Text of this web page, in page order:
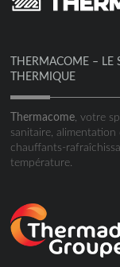
THERMACOME – LE
THERMIQUE
Thermacome, votre
sanitaire,
chauffants-
température.